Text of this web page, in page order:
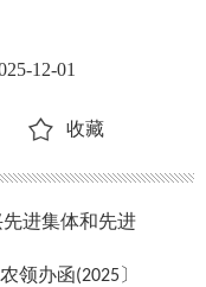
12-01
收藏
进集体和先进
领办函(2025〕